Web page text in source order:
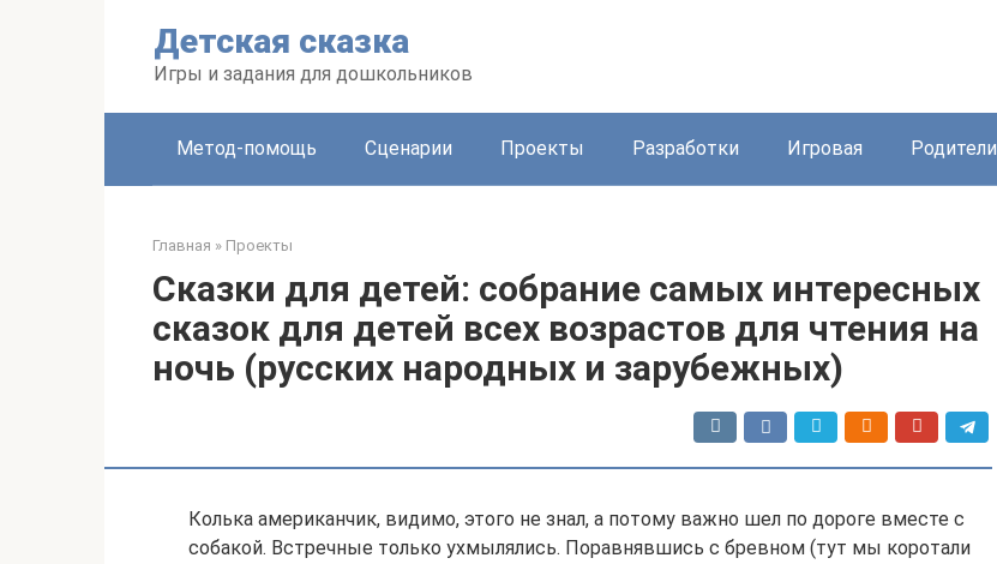
Детская сказка
Игры и задания для дошкольников
Метод-помощь Сценарии Проекты Разработки Игровая Родители
Главная » Проекты
Сказки для детей: собрание самых интересных
сказок для детей всех возрастов для чтения на
ночь (русских народных и зарубежных)
Колька американчик, видимо, этого не знал, а потому важно шел по дороге вместе с
собакой. Встречные только ухмылялись. Поравнявшись с бревном (тут мы коротали